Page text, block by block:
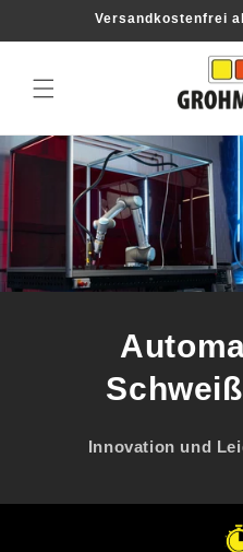
Inhalt
Versandkostenfrei
Innovation und